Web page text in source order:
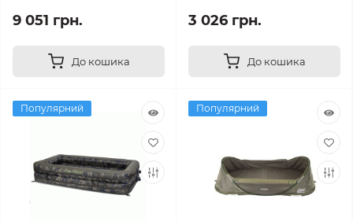
9 051 грн.
До кошика
3 026 грн.
До кошика
Популярний Популярний